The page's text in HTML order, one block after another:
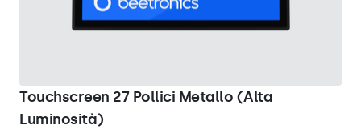
Touchscreen 27 Pollici Metallo (Alta
Luminosità)